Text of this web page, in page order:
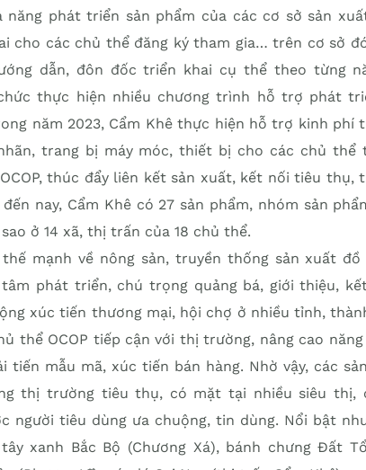
năng phát triển sản phẩm của các cơ sở sản
cho các chủ thể đăng ký tham gia… trên cơ sở
dẫn, đôn đốc triển khai cụ thể theo từng
thực hiện nhiều chương trình hỗ trợ phát
năm 2023, Cẩm Khê thực hiện hỗ trợ kinh phí
trang bị máy móc, thiết bị cho các chủ thể
thúc đẩy liên kết sản xuất, kết nối tiêu thụ,
nay, Cẩm Khê có 27 sản phẩm, nhóm sản
ở 14 xã, thị trấn của 18 chủ thể.
mạnh về nông sản, truyền thống sản xuất
tâm phát triển, chú trọng quảng bá, giới thiệu,
xúc tiến thương mại, hội chợ ở nhiều tỉnh,
thể OCOP tiếp cận với thị trường, nâng cao
tiến mẫu mã, xúc tiến bán hàng. Nhờ vậy, các
thị trường tiêu thụ, có mặt tại nhiều siêu thị,
người tiêu dùng ưa chuộng, tin dùng. Nổi bật
xanh Bắc Bộ (Chương Xá), bánh chưng Đất